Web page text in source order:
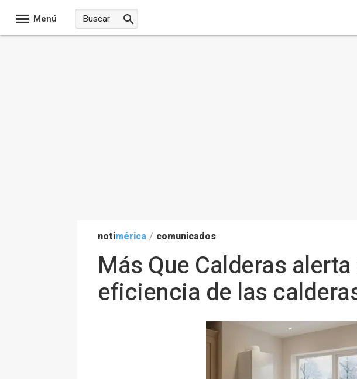
Menú
notimérica / comunicados
Más Que Calderas
eficiencia de las